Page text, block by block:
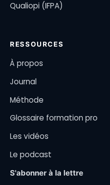
Qualiopi (IFPA)
RESSOURCES
À propos
Journal
Méthode
Glossaire formation pro
Les vidéos
Le podcast
S'abonner à la lettre